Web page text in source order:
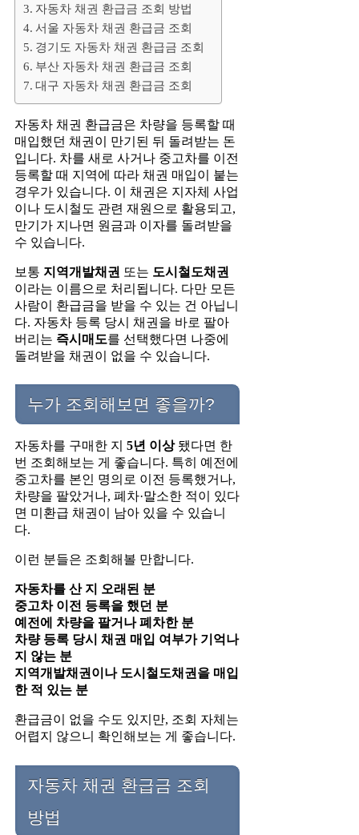
자동차 채권 환급금 조회 방법
서울 자동차 채권 환급금 조회
경기도 자동차 채권 환급금 조회
부산 자동차 채권 환급금 조회
대구 자동차 채권 환급금 조회
자동차 채권 환급금은 차량을 등록할 때
매입했던 채권이 만기된 뒤 돌려받는 돈
입니다. 차를 새로 사거나 중고차를 이전
등록할 때 지역에 따라 채권 매입이 붙는
경우가 있습니다. 이 채권은 지자체 사업
이나 도시철도 관련 재원으로 활용되고,
만기가 지나면 원금과 이자를 돌려받을
수 있습니다.
보통 지역개발채권 또는 도시철도채권
이라는 이름으로 처리됩니다. 다만 모든
사람이 환급금을 받을 수 있는 건 아닙니
다. 자동차 등록 당시 채권을 바로 팔아
버리는 즉시매도를 선택했다면 나중에
돌려받을 채권이 없을 수 있습니다.
누가 조회해보면 좋을까?
자동차를 구매한 지 5년 이상됐다면 한
번 조회해보는 게 좋습니다. 특히 예전에
중고차를 본인 명의로 이전 등록했거나,
차량을 팔았거나, 폐차·말소한 적이 있다
면 미환급 채권이 남아 있을 수 있습니
다.
이런 분들은 조회해볼 만합니다.
자동차를 산 지 오래된 분
중고차 이전 등록을 했던 분
예전에 차량을 팔거나 폐차한 분
차량 등록 당시 채권 매입 여부가 기억나
지 않는 분
지역개발채권이나 도시철도채권을 매입
한 적 있는 분
환급금이 없을 수도 있지만, 조회 자체는
어렵지 않으니 확인해보는 게 좋습니다.
자동차 채권 환급금 조회
방법